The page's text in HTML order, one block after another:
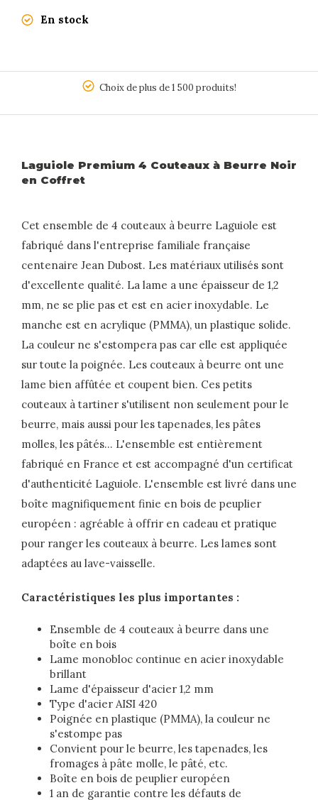
En stock
Choix de plus de 1 500 produits!
Laguiole Premium 4 Couteaux à Beurre Noir
en Coffret
Cet ensemble de 4 couteaux à beurre Laguiole est
fabriqué dans l'entreprise familiale française
centenaire Jean Dubost. Les matériaux utilisés sont
d'excellente qualité. La lame a une épaisseur de 1,2
mm, ne se plie pas et est en acier inoxydable. Le
manche est en acrylique (PMMA), un plastique solide.
La couleur ne s'estompera pas car elle est appliquée
sur toute la poignée. Les couteaux à beurre ont une
lame bien affûtée et coupent bien. Ces petits
couteaux à tartiner s'utilisent non seulement pour le
beurre, mais aussi pour les tapenades, les pâtes
molles, les pâtés... L'ensemble est entièrement
fabriqué en France et est accompagné d'un certificat
d'authenticité Laguiole. L'ensemble est livré dans une
boîte magnifiquement finie en bois de peuplier
européen : agréable à offrir en cadeau et pratique
pour ranger les couteaux à beurre. Les lames sont
adaptées au lave-vaisselle.
Caractéristiques les plus importantes :
Ensemble de 4 couteaux à beurre dans une
boîte en bois
Lame monobloc continue en acier inoxydable
brillant
Lame d'épaisseur d'acier 1,2 mm
Type d'acier AISI 420
Poignée en plastique (PMMA), la couleur ne
s'estompe pas
Convient pour le beurre, les tapenades, les
fromages à pâte molle, le pâté, etc.
Boîte en bois de peuplier européen
1 an de garantie contre les défauts de